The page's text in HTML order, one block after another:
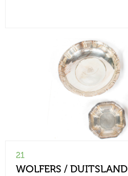
21
WOLFERS / DUITSLAND